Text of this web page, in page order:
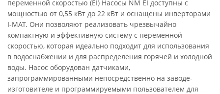
переменной скоростью (EI) Насосы NM EI доступны с
мощностью от 0,55 кВт до 22 кВт и оснащены инверторами
I-MAT. Они позволяют реализовать чрезвычайно
компактную и эффективную систему с переменной
скоростью, которая идеально подходит для использования
в водоснабжении и для распределения горячей и холодной
воды. Насос оборудован датчиками,
запрограммированными непосредственно на заводе-
изготовителе и программируемыми пользователем для